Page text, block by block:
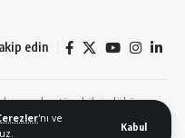
'nı ve
Kabul
edin
yer alan tüm bilgi, döküman,
bir içerik izin alınmadan